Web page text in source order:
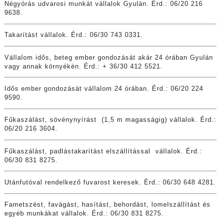
Négyórás udvarosi munkát vállalok Gyulán. Érd.: 06/20 216
9638.
Takarítást vállalok. Érd.: 06/30 743 0331.
Vállalom idős, beteg ember gondozását akár 24 órában Gyulán
vagy annak környékén. Érd.: + 36/30 412 5521.
Idős ember gondozását vállalom 24 órában. Érd.: 06/20 224
9590.
Fűkaszálást, sövénynyírást (1,5 m magasságig) vállalok. Érd.:
06/20 216 3604.
Fűkaszálást, padlástakarítást elszállítással vállalok. Érd.:
06/30 831 8275.
Utánfutóval rendelkező fuvarost keresek. Érd.: 06/30 648 4281.
Fametszést, favágást, hasítást, behordást, lomelszállítást és
egyéb munkákat vállalok. Érd.: 06/30 831 8275.